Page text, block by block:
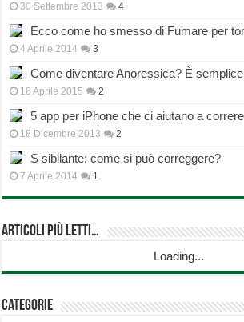
30 Settembre 2013 4
Ecco come ho smesso di Fumare per
4 Aprile 2014 3
Come diventare Anoressica? È
18 Aprile 2015 2
5 app per iPhone che ci aiutano a correre
18 Dicembre 2013 2
S sibilante: come si può correggere?
7 Aprile 2014 1
Articoli più Letti…
Loading...
Categorie